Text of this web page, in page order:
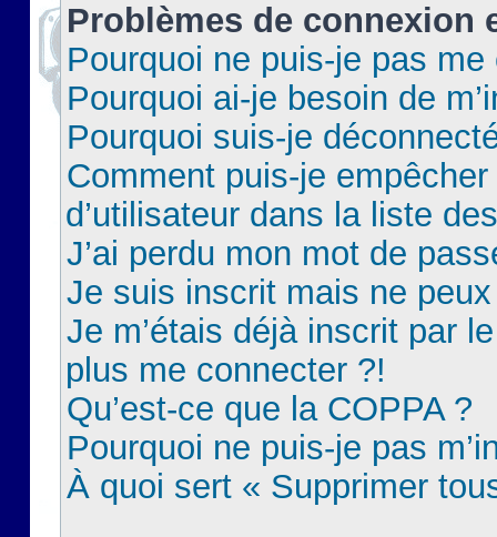
Problèmes de connexion
Pourquoi ne puis-je pas
Pourquoi ai-je besoin de
Pourquoi suis-je
Comment puis-je
d’utilisateur dans la liste
J’ai perdu mon mot de
Je suis inscrit mais ne
Je m’étais déjà inscrit par
plus me connecter ?!
Qu’est-ce que la COPPA ?
Pourquoi ne puis-je pas
À quoi sert « Supprimer